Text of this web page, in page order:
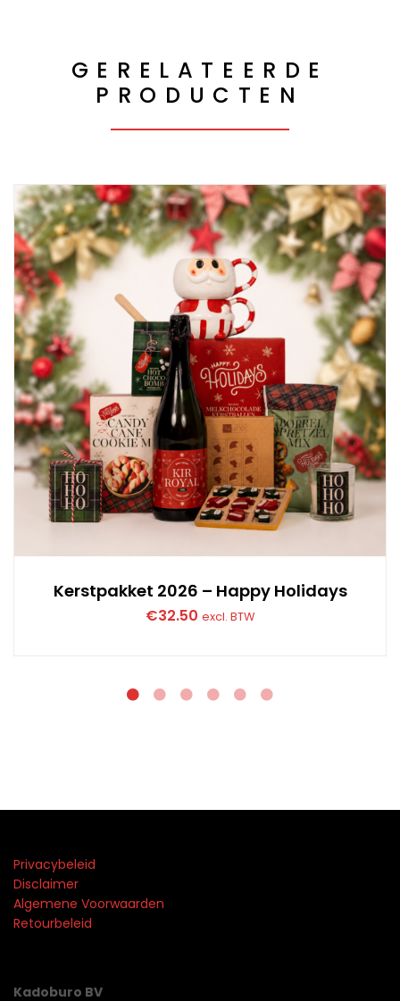
GERELATEERDE
PRODUCTEN
Kerstpakket 2026 – Happy Holidays
€32.50 excl. BTW
Privacybeleid
Disclaimer
Algemene Voorwaarden
Retourbeleid
Kadoburo BV